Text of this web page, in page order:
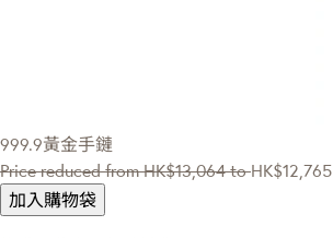
999.9黃金手鏈
Price reduced fromHK$13,064 toHK$12,765
加入購物袋